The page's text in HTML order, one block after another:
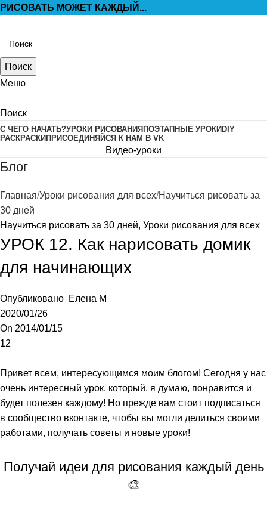
РИСОВАТЬ МОЖЕТ КАЖДЫЙ...
Поиск
Меню
Поиск
С ЧЕГО НАЧАТЬ?УРОКИ РИСОВАНИЯ ПОЭТАПНЫЕ УРОКИ DIY
РАСКРАСКИ ПРИСОЕДИНЯЙСЯ К НАМ В VK
Видео-уроки
Блог
Главная Уроки рисования для всех Научиться рисовать за
30 дней
Научиться рисовать за 30 дней, Уроки рисования для всех
УРОК 12. Как нарисовать домик
для начинающих
Опубликовано Елена М
2020/01/26
On 2014/01/15
12
Привет всем, интересующимся моим блогом! Сегодня у нас
очень интересный урок, который, я думаю, понравится и
будет полезен каждому! Но прежде вам стоит подписаться
в сообщество вконтакте, чтобы вы могли делиться своими
работами, получать советы и новые уроки!
Получай идеи для рисования каждый день
🎨